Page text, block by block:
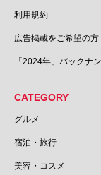
利用規約
広告掲載をご希望の方
「2024年」バックナ
CATEGORY
グルメ
宿泊・旅行
美容・コスメ